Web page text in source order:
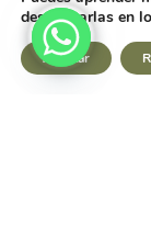
Ofertas
Outlet
Empresa
desactivarlas en
Aceptar
Filtros
Lista de deseos
0
CarritoMi